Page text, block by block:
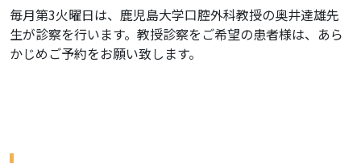
毎月第3火曜日は、鹿児島大学口腔外科教授の奥井達雄先
生が診察を行います。教授診察をご希望の患者様は、あら
かじめご予約をお願い致します。